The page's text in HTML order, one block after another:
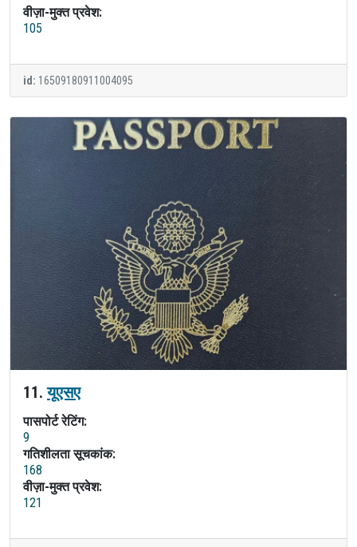
वीज़ा-मुक्त प्रवेश:
105
id: 16509180911004095
11.यूएसए
पासपोर्ट रेटिंग:
9
गतिशीलता सूचकांक:
168
वीज़ा-मुक्त प्रवेश:
121